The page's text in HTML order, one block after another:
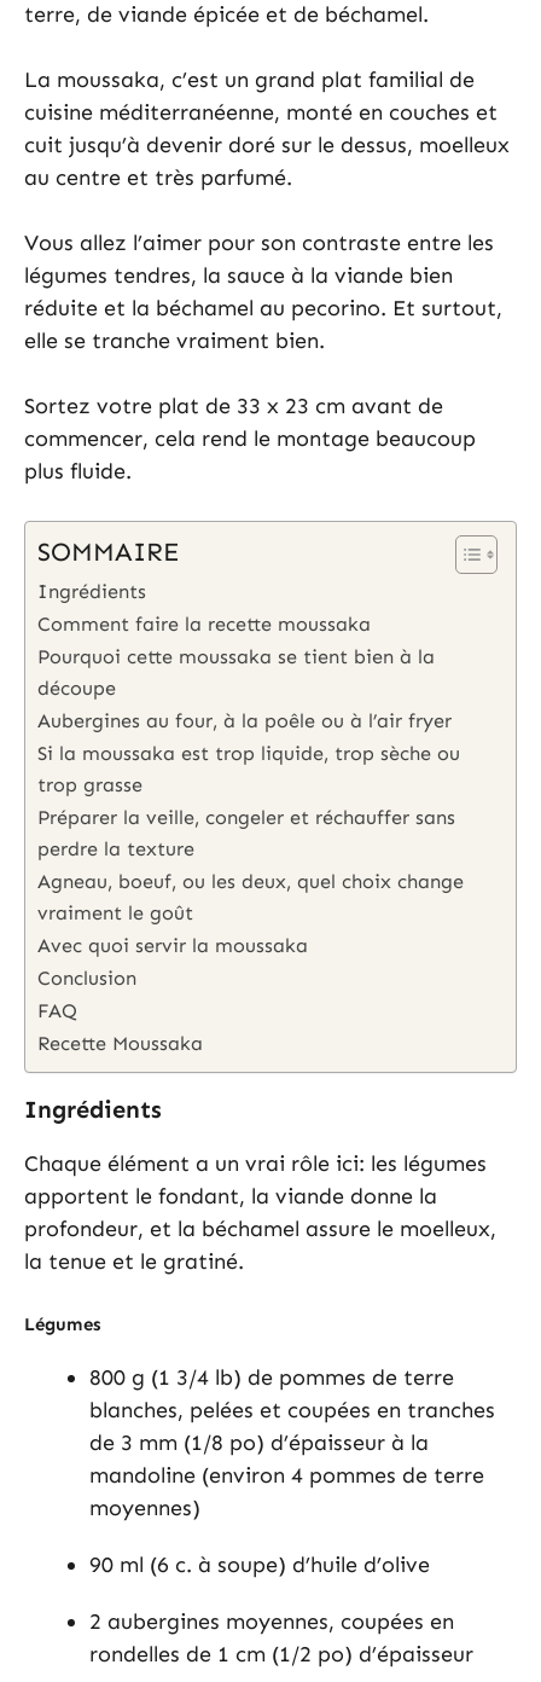
terre, de viande épicée et de béchamel.
La moussaka, c’est un grand plat familial de
cuisine méditerranéenne, monté en couches et
cuit jusqu’à devenir doré sur le dessus, moelleux
au centre et très parfumé.
Vous allez l’aimer pour son contraste entre les
légumes tendres, la sauce à la viande bien
réduite et la béchamel au pecorino. Et surtout,
elle se tranche vraiment bien.
Sortez votre plat de 33 x 23 cm avant de
commencer, cela rend le montage beaucoup
plus fluide.
SOMMAIRE
Ingrédients
Comment faire la recette moussaka
Pourquoi cette moussaka se tient bien à la
découpe
Aubergines au four, à la poêle ou à l’air fryer
Si la moussaka est trop liquide, trop sèche ou
trop grasse
Préparer la veille, congeler et réchauffer sans
perdre la texture
Agneau, boeuf, ou les deux, quel choix change
vraiment le goût
Avec quoi servir la moussaka
Conclusion
FAQ
Recette Moussaka
Ingrédients
Chaque élément a un vrai rôle ici: les légumes
apportent le fondant, la viande donne la
profondeur, et la béchamel assure le moelleux,
la tenue et le gratiné.
Légumes
800 g (1 3/4 lb) de pommes de terre
blanches, pelées et coupées en tranches
de 3 mm (1/8 po) d’épaisseur à la
mandoline (environ 4 pommes de terre
moyennes)
90 ml (6 c. à soupe) d’huile d’olive
2 aubergines moyennes, coupées en
rondelles de 1 cm (1/2 po) d’épaisseur